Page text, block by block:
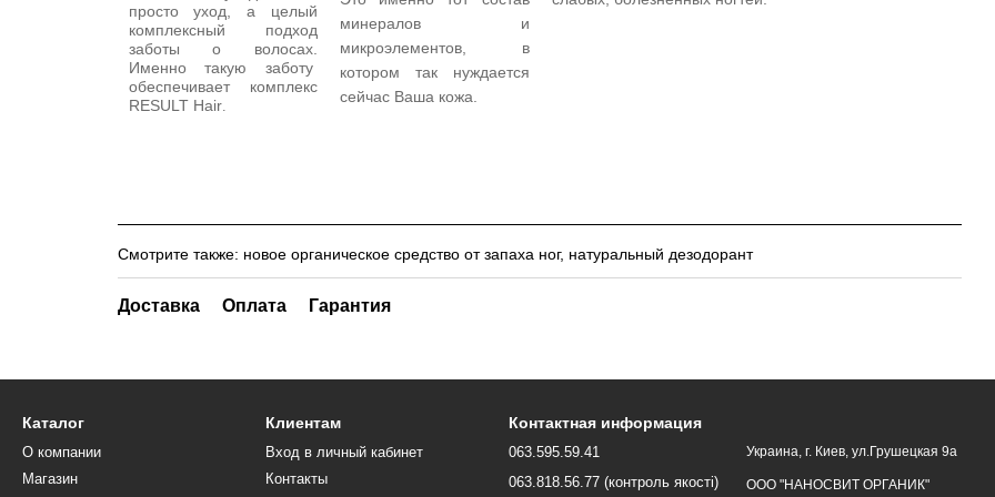
просто уход, а целый
комплексный подход
заботы о волосах.
Именно такую заботу
обеспечивает комплекс
RESULT Hair.
минералов и
микроэлементов, в
котором так нуждается
сейчас Ваша кожа.
Смотрите также: новое органическое средство от запаха ног, натуральный дезодорант
Доставка Оплата Гарантия
Каталог
О компании
Магазин
Клиентам
Вход в личный кабинет
Контакты
Контактная информация
063.595.59.41
063.818.56.77 (контроль якості)
Украина, г. Киев, ул.Грушецкая 9а
ООО "НАНОСВИТ ОРГАНИК"